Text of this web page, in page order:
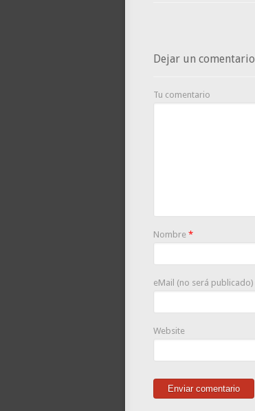
Dejar un comentario
Tu comentario
Nombre *
eMail (no será publicado)
Website